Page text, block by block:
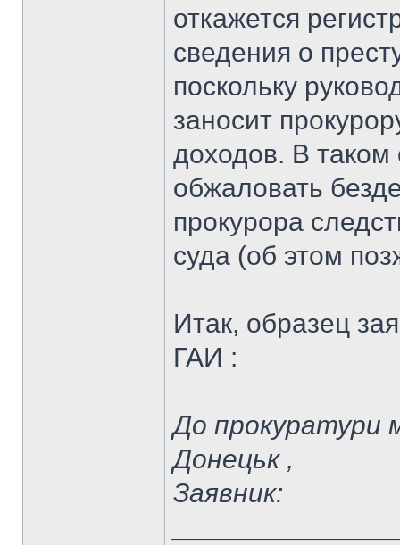
откажется
сведения о
поскольку
заносит
доходов. В таком
обжаловать
прокурора
суда (об этом
Итак, образец
ГАИ :
До прокуратури
Донецьк ,
Заявник: